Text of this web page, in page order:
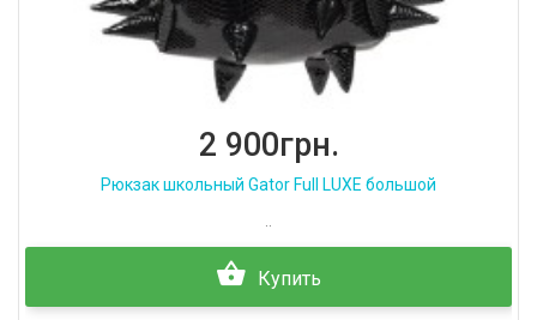
2 900грн.
Рюкзак школьный Gator Full LUXE большой
..
Купить